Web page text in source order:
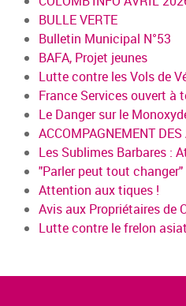
BULLE VERTE
Bulletin Municipal N°53
BAFA, Projet jeunes
Lutte contre les Vols de
France Services ouvert à
Le Danger sur le
ACCOMPAGNEMENT
Les Sublimes Barbares :
"Parler peut tout changer"
Attention aux tiques !
Avis aux Propriétaires de
Lutte contre le frelon